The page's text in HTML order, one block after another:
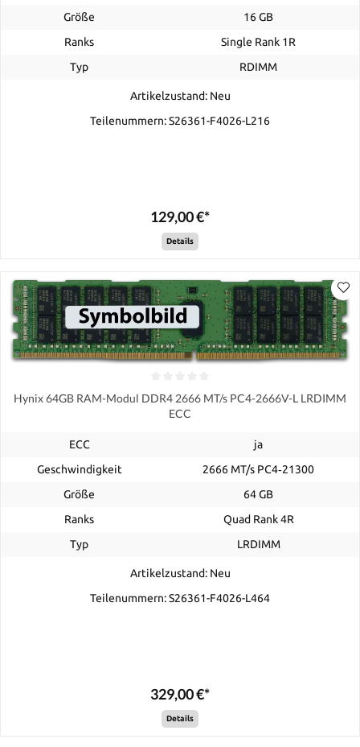
Größe
16 GB
Ranks
Single Rank 1R
Typ
RDIMM
Artikelzustand: Neu
Teilenummern: S26361-F4026-L216
129,00 €*
Details
Hynix 64GB RAM-Modul DDR4 2666 MT/s PC4-2666V-L LRDIMM
ECC
ECC
ja
Geschwindigkeit
2666 MT/s PC4‑21300
Größe
64 GB
Ranks
Quad Rank 4R
Typ
LRDIMM
Artikelzustand: Neu
Teilenummern: S26361-F4026-L464
329,00 €*
Details